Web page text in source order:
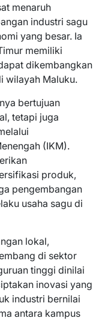
menaruh
industri sagu
yang besar. Ia
memiliki
dikembangkan
wilayah Maluku.
bertujuan
tetapi juga
(IKM).
produk,
pengembangan
usaha sagu di
lokal,
di sektor
tinggi dinilai
inovasi yang
industri bernilai
antara kampus